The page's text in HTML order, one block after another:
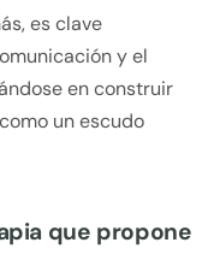
es clave
y el
en construir
un escudo
que propone